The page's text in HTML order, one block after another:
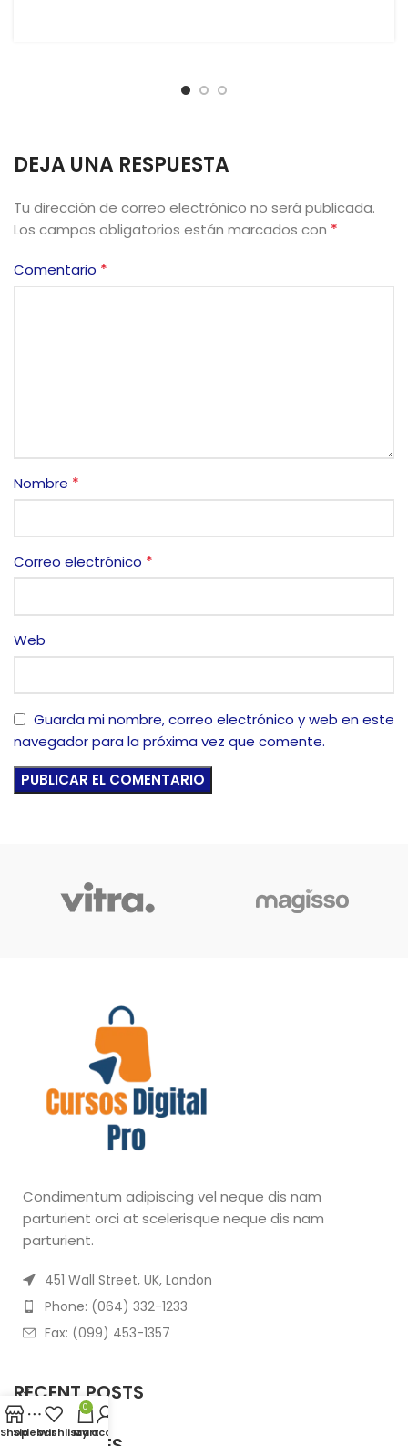
DEJA UNA RESPUESTA
Tu dirección de correo electrónico no será publicada.
Los campos obligatorios están marcados con *
Comentario *
Nombre *
Correo electrónico *
Web
Guarda mi nombre, correo electrónico y web en este
navegador para la próxima vez que comente.
Condimentum adipiscing vel neque dis nam
parturient orci at scelerisque neque dis nam
parturient.
451 Wall Street, UK, London
Phone: (064) 332-1233
Fax: (099) 453-1357
RECENT POSTS
ShopSidebarWishlist
0
Cart
My account